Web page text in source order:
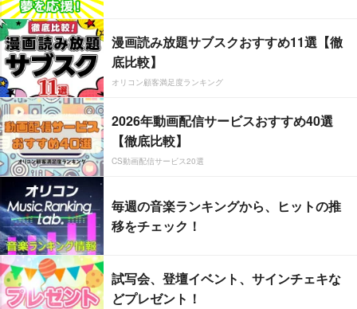
漫画読み放題サブスクおすすめ11選【徹
底比較】
オリコン顧客満足度ランキング
2026年動画配信サービスおすすめ40選
【徹底比較】
CS動画配信サービス20選
毎週の音楽ランキングから、ヒットの推
移をチェック！
試写会、登壇イベント、サインチェキな
どプレゼント！